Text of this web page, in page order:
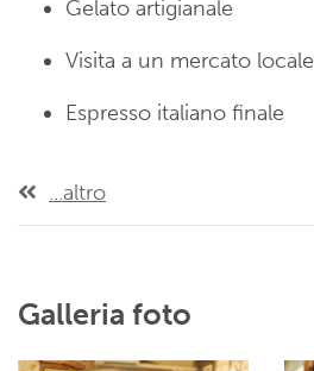
Gelato artigianale
Visita a un mercato locale
Espresso italiano finale
...altro
Galleria foto